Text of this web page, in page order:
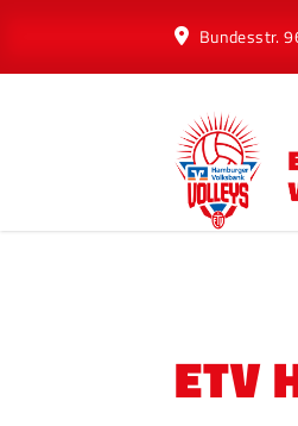
Bundesstr.
ETV